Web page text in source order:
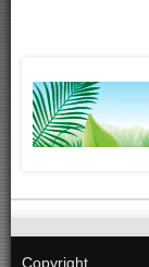
Copyright